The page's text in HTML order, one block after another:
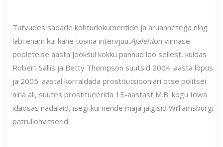
Tutvudes sadade kohtudokumentide ja aruannetega ning
läbi enam kui kahe tosina intervjuu,Ajalehton viimase
pooleteise aasta jooksul kokku pannud loo sellest, kuidas
Robert Sallis ja Betty Thompson suutsid 2004. aasta lõpus
ja 2005. aastal korraldada prostitutsiooniäri otse politsei
nina all, suutes prostitueerida 13-aastast M.B. kogu Iowa
idaosas nädalaid, isegi kui nende maja jälgisid Williamsburgi
patrullohvitserid.